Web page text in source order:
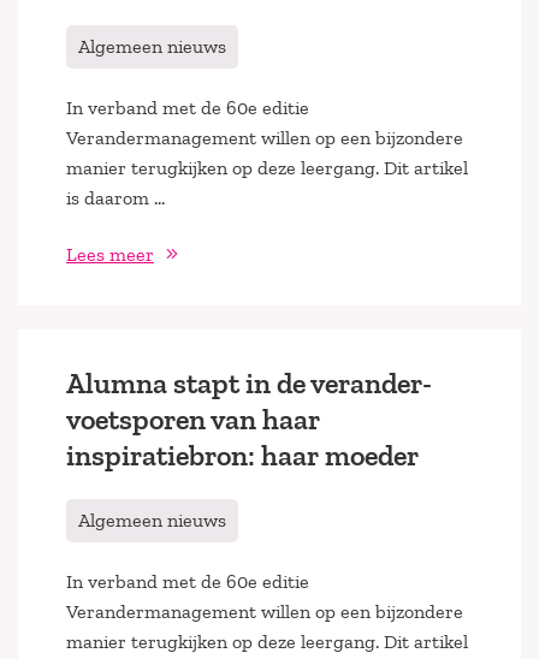
Algemeen nieuws
In verband met de 60e editie
Verandermanagement willen op een bijzondere
manier terugkijken op deze leergang. Dit artikel
is daarom …
Lees meer
Alumna stapt in de verander-
voetsporen van haar
inspiratiebron: haar moeder
Algemeen nieuws
In verband met de 60e editie
Verandermanagement willen op een bijzondere
manier terugkijken op deze leergang. Dit artikel